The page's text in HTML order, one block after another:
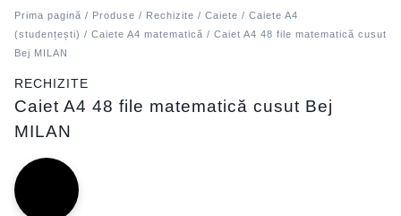
Prima pagină / Produse / Rechizite / Caiete / Caiete A4
(studențești) / Caiete A4 matematică / Caiet A4 48 file matematică cusut
Bej MILAN
RECHIZITE
Caiet A4 48 file matematică cusut Bej
MILAN